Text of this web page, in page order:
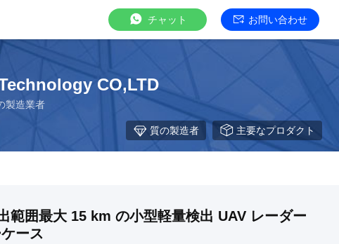
チャット お問い合わせ
CO,LTD
製造業者
質の製造者 主要なプロダクト
範囲最大 15 km の小型軽量検出 UAV レーダー
ース